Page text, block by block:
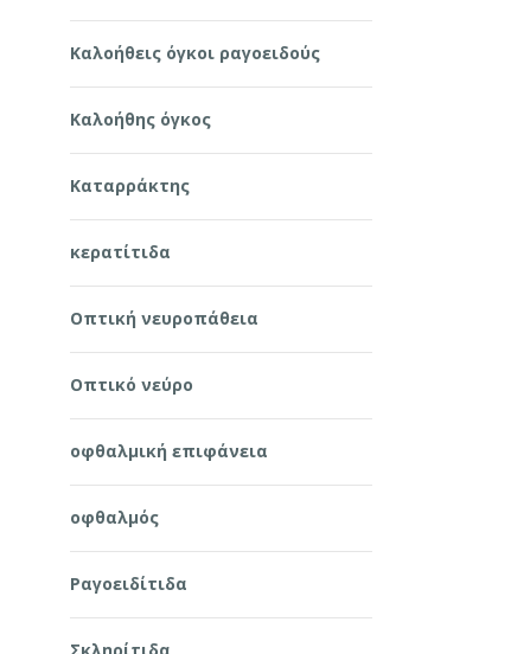
Καλοήθεις όγκοι ραγοειδούς
Καλοήθης όγκος
Καταρράκτης
κερατίτιδα
Οπτική νευροπάθεια
Οπτικό νεύρο
οφθαλμική επιφάνεια
οφθαλμός
Ραγοειδίτιδα